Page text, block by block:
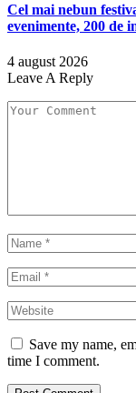
Cel mai nebun
evenimente, 200 de
4 august 2026
Leave A Reply
Save my name,
time I comment.